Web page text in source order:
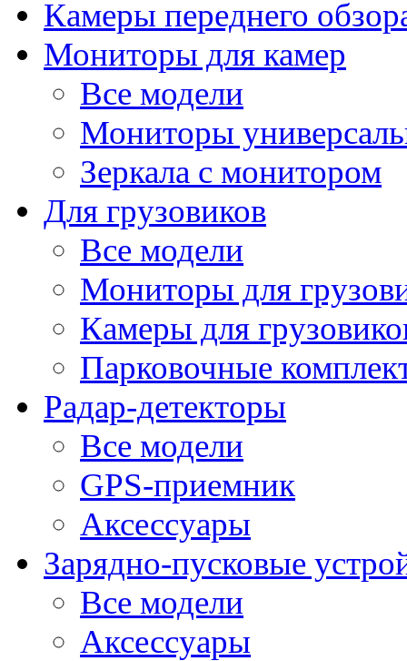
Камеры переднего
Мониторы для камер
Все модели
Мониторы
Зеркала с монитором
Для грузовиков
Все модели
Мониторы для
Камеры для
Парковочные
Радар-детекторы
Все модели
GPS-приемник
Аксессуары
Зарядно-пусковые
Все модели
Аксессуары